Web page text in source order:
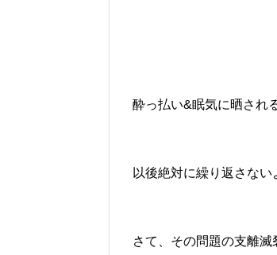
酔っ払い&眠気に晒され
以後絶対に繰り返さな
さて、その問題の支離